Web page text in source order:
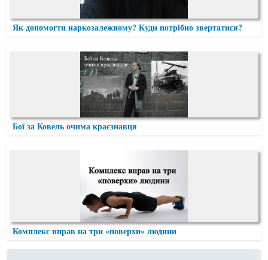
Як допомогти наркозалежному? Куди потрібно звертатися?
Бої за Ковель очима краєзнавця
Комплекс вправ на три «поверхи» людини